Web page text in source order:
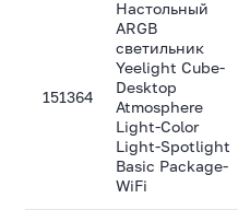
151364
Настольный
ARGB
светильник
Yeelight Cube-
Desktop
Atmosphere
Light-Color
Light-Spotlight
Basic Package-
WiFi